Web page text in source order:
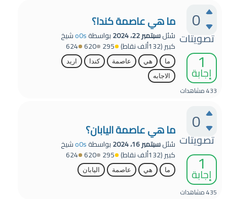
0
تصويتات
1
إجابة
433مشاهدات
ما هي عاصمة كندا؟
سُئلسبتمبر 22، 2024 بواسطةo0sشيخ
كبير(132ألف نقاط) 295
620
624
ما هي عاصمة كندا
اريد
الاجابه
0
تصويتات
1
إجابة
435مشاهدات
ما هي عاصمة اليابان؟
سُئلسبتمبر 16، 2024 بواسطةo0sشيخ
كبير(132ألف نقاط) 295
620
624
ما هي عاصمة اليابان